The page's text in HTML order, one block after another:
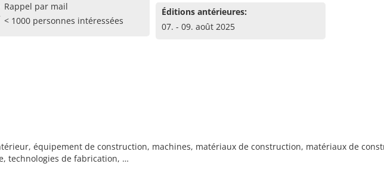
Rappel par mail
< 1000 personnes intéressées
Éditions antérieures:
07. - 09. août 2025
équipement de construction, machines, matériaux de construction, matériaux de
technologies de fabrication, …